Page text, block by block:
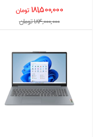
181,500,000 تومان
184,000,000 تومان